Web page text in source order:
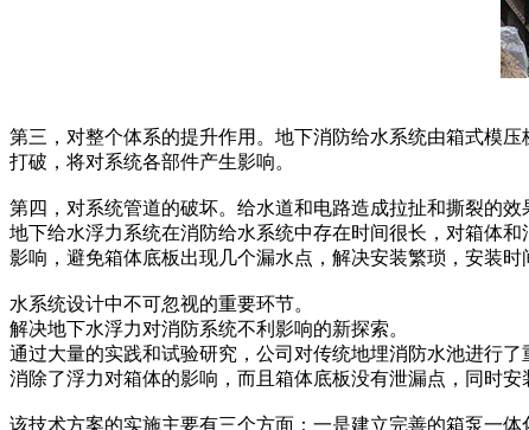
第三，对整个体系的提升作用。地下消防给水系统由箱式模
打破，将对系统各部件产生影响。
第四，对系统管道的破坏。给水道和电路造成拉扯和撕裂的效
地下给水浮力系统在消防给水系统中存在时间很长，对箱体
影响，避免箱体底板出现几个漏水点，解决安装繁琐，安装
水系统设计中不可忽视的重要环节。
解决地下水浮力对消防系统不利影响的新探索。
通过大量的实践和试验研究，公司对传统地埋消防水池进行
消除了浮力对箱体的影响，而且箱体底板没有泄漏点，同时安
该技术方案的实施主要有三个方面：一是建立完善的箱泵一